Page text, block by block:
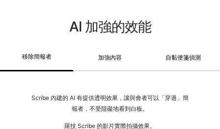
AI 加強的效能
移除簡報者 加強內容 自黏便箋偵測
Scribe 內建的 AI 有提供透明效果，讓與會者可以「穿過」簡
報者，不受阻礙地看到白板。
羅技 Scribe 的影片實際拍攝效果。